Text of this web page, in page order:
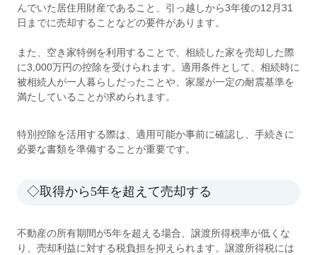
んでいた居住用財産であること、引っ越しから3年後の12月31
日までに売却することなどの要件があります。
また、空き家特例を利用することで、相続した家を売却した際
に3,000万円の控除を受けられます。適用条件として、相続時に
被相続人が一人暮らしだったことや、家屋が一定の耐震基準を
満たしていることが求められます。
特別控除を活用する際は、適用可能か事前に確認し、手続きに
必要な書類を準備することが重要です。
◇取得から5年を超えて売却する
不動産の所有期間が5年を超える場合、譲渡所得税率が低くな
り、売却利益に対する税負担を抑えられます。譲渡所得税には